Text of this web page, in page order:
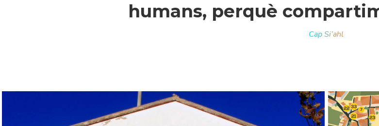
humans, perquè
Cap Si’ahl